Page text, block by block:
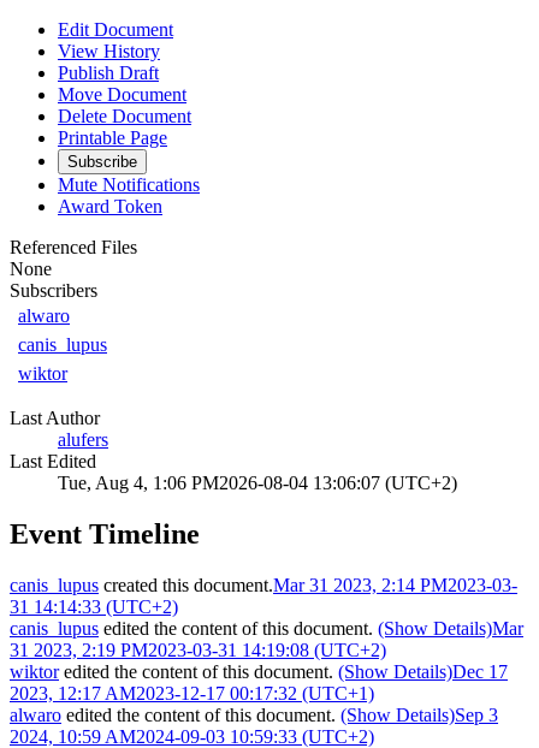
Edit Document
View History
Publish Draft
Move Document
Delete Document
Printable Page
Subscribe
Mute Notifications
Award Token
Referenced Files
None
Subscribers
alwaro
canis_lupus
wiktor
Last Author
alufers
Last Edited
Tue, Aug 4, 1:06 PM2026-08-04 13:06:07 (UTC+2)
Event Timeline
canis_lupus created this document.Mar 31 2023, 2:14 PM2023-03-
31 14:14:33 (UTC+2)
canis_lupus edited the content of this document. (Show Details)Mar
31 2023, 2:19 PM2023-03-31 14:19:08 (UTC+2)
wiktoredited the content of this document. (Show Details)Dec 17
2023, 12:17 AM2023-12-17 00:17:32 (UTC+1)
alwaro edited the content of this document. (Show Details)Sep 3
2024, 10:59 AM2024-09-03 10:59:33 (UTC+2)